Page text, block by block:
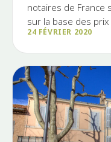
notaires de France
sur la base des prix
m2 de...
24 FÉVRIER 2020